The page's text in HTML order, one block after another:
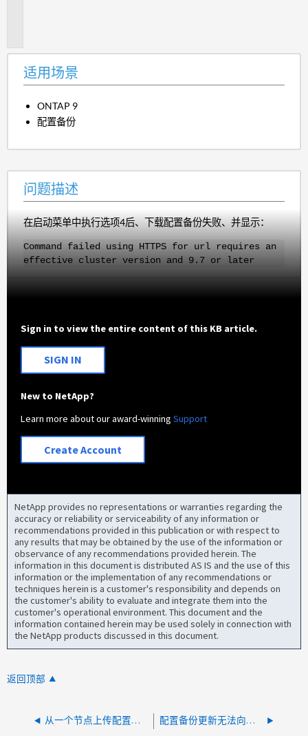
适用场景
ONTAP 9
配置备份
问题描述
在启动菜单中执行选项4后、下载配置备份失败、并显示：
Command failed using HTTPS for url requires an
effective cluster version and 9.7 or later
Sign in to view the entire content of this KB article.
SIGN IN
New to NetApp?
Learn more about our award-winningSupport
Create Account
NetApp provides no representations or warranties regarding the
accuracy or reliability or serviceability of any information or
recommendations provided in this publication or with respect to
any results that may be obtained by the use of the information or
observance of any recommendations provided herein. The
information in this document is distributed AS IS and the use of this
information or the implementation of any recommendations or
techniques herein is a customer's responsibility and depends on
the customer's ability to evaluate and integrate them into the
customer's operational environment. This document and the
information contained herein may be used solely in connection with
the NetApp products discussed in this document.
返回顶部
从一个节点上传配置备份文件失败 配置备份更新无法向对等方发送数据